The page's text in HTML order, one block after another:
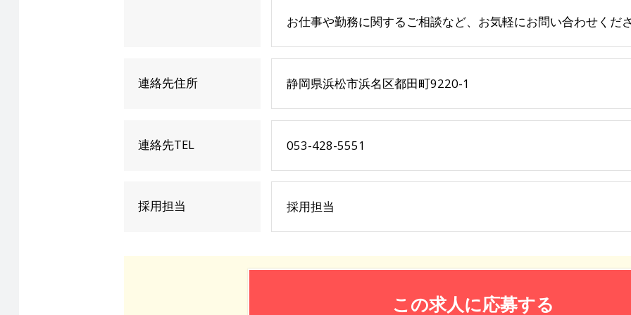
お仕事や勤務に関するご相談など、お気軽にお問い合わせくだ
連絡先住所 静岡県浜松市浜名区都田町9220-1
連絡先TEL 053-428-5551
採用担当 採用担当
この求人に応募する